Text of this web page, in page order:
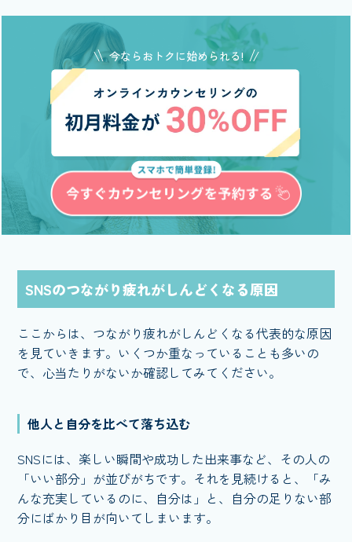
今ならおトクに始められる!
SNSのつながり疲れがしんどくなる原因
ここからは、つながり疲れがしんどくなる代表的な原因
を見ていきます。いくつか重なっていることも多いの
で、心当たりがないか確認してみてください。
他人と自分を比べて落ち込む
SNSには、楽しい瞬間や成功した出来事など、その人の
「いい部分」が並びがちです。それを見続けると、「み
んな充実しているのに、自分は」と、自分の足りない部
分にばかり目が向いてしまいます。